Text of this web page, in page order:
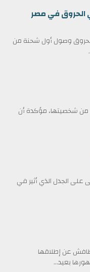
الحروق في مصر
وصول أول شحنة من
من شخصيتها، مؤكدة أن
على الجدل الذي أثير في
عن إطلاقها
بعيد...